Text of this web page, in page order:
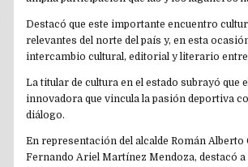
Destacó que este importante encuentro
relevantes del norte del país y, en esta
intercambio cultural, editorial y literario
La titular de cultura en el estado subrayó
innovadora que vincula la pasión deportiva
diálogo.
En representación del alcalde Román Alberto
Fernando Ariel Martínez Mendoza, destacó